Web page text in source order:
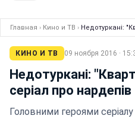
Главная › Кино и ТВ › Недотуркані:
КИНО И ТВ 09 ноября 2016 ·
Недотуркані:
серіал про нардепів
Головними героями серіалу